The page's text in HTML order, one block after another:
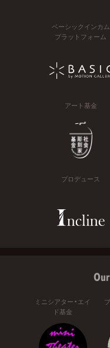
ベーシックインカム
プラットフォーム
アート基金
プロデュース
ミニシアター・エイ
ド基金